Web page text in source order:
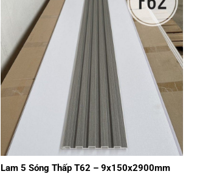
Lam 5 Sóng Thấp T62 – 9x150x2900mm